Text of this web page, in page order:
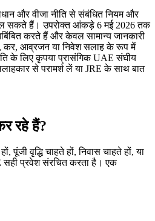
और वीजा नीति से संबंधित नियम और
सकते हैं। उपरोक्त आंकड़े 6 मई 2026 तक
करते हैं और केवल सामान्य जानकारी
कर, आव्रजन या निवेश सलाह के रूप में
के लिए कृपया प्रासंगिक UAE संघीय
से परामर्श लें या JRE के साथ बात
रहे हैं?
पूंजी वृद्धि चाहते हों, निवास चाहते हों, या
सही प्रवेश संरचित करता है। एक